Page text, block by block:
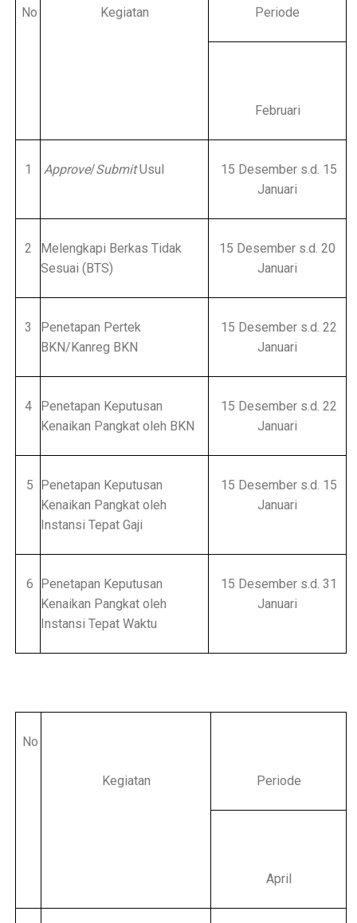
No Kegiatan Periode
Februari
1 Approve/SubmitUsul
15 Desember s.d. 15
Januari
2
Melengkapi Berkas Tidak
Sesuai (BTS)
15 Desember s.d. 20
Januari
3
Penetapan Pertek
BKN/Kanreg BKN
15 Desember s.d. 22
Januari
4
Penetapan Keputusan
Kenaikan Pangkat oleh BKN
15 Desember s.d. 22
Januari
5 Penetapan Keputusan
Kenaikan Pangkat oleh
Instansi Tepat Gaji
15 Desember s.d. 15
Januari
6 Penetapan Keputusan
Kenaikan Pangkat oleh
Instansi Tepat Waktu
15 Desember s.d. 31
Januari
No
Kegiatan Periode
April